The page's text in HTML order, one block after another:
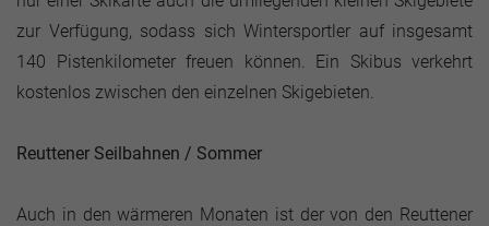
zur Verfügung, sodass sich Wintersportler auf insgesamt
140 Pistenkilometer freuen können. Ein Skibus verkehrt
kostenlos zwischen den einzelnen Skigebieten.
Reuttener Seilbahnen / Sommer
Auch in den wärmeren Monaten ist der von den Reuttener